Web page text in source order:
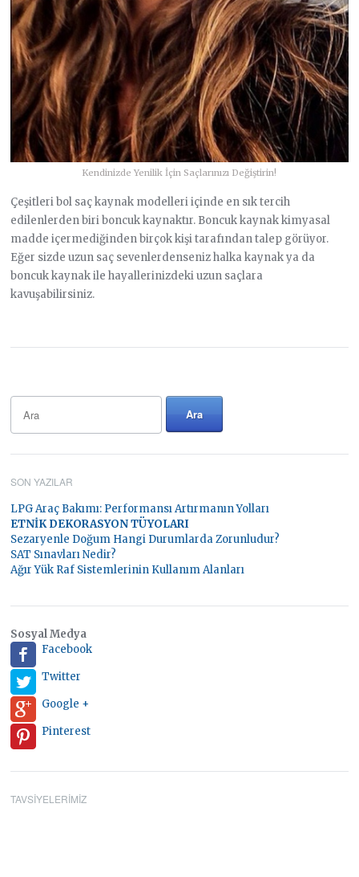
Kendinizde Yenilik İçin Saçlarınızı Değiştirin!
Çeşitleri bol saç kaynak modelleri içinde en sık tercih
edilenlerden biri boncuk kaynaktır. Boncuk kaynak kimyasal
madde içermediğinden birçok kişi tarafından talep görüyor.
Eğer sizde uzun saç sevenlerdenseniz halka kaynak ya da
boncuk kaynak ile hayallerinizdeki uzun saçlara
kavuşabilirsiniz.
SON YAZILAR
LPG Araç Bakımı: Performansı Artırmanın Yolları
ETNİK DEKORASYON TÜYOLARI
Sezaryenle Doğum Hangi Durumlarda Zorunludur?
SAT Sınavları Nedir?
Ağır Yük Raf Sistemlerinin Kullanım Alanları
Sosyal Medya
Facebook
Twitter
Google +
Pinterest
TAVSIYELERIMIZ